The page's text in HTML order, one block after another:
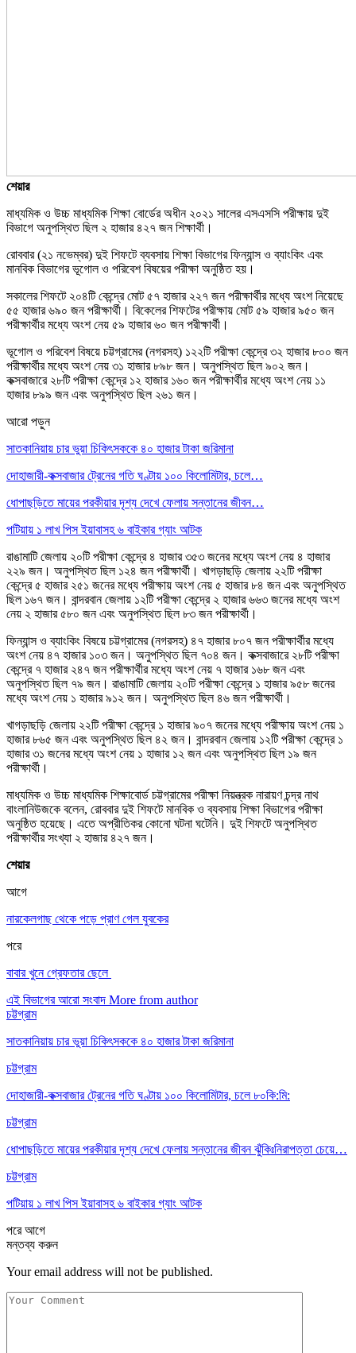
শেয়ার
মাধ্যমিক ও উচ্চ মাধ্যমিক শিক্ষা বোর্ডের অধীন ২০২১ সালের এসএসসি পরীক্ষায় দুই
বিভাগে অনুপস্থিত ছিল ২ হাজার ৪২৭ জন শিক্ষার্থী।
রোববার (২১ নভেম্বর) দুই শিফটে ব্যবসায় শিক্ষা বিভাগের ফিন্যান্স ও ব্যাংকিং এবং
মানবিক বিভাগের ভূগোল ও পরিবেশ বিষয়ের পরীক্ষা অনুষ্ঠিত হয়।
সকালের শিফটে ২০৪টি কেন্দ্রে মোট ৫৭ হাজার ২২৭ জন পরীক্ষার্থীর মধ্যে অংশ নিয়েছে
৫৫ হাজার ৬৯০ জন পরীক্ষার্থী। বিকেলের শিফটের পরীক্ষায় মোট ৫৯ হাজার ৯৫০ জন
পরীক্ষার্থীর মধ্যে অংশ নেয় ৫৯ হাজার ৬০ জন পরীক্ষার্থী।
ভূগোল ও পরিবেশ বিষয়ে চট্টগ্রামের (নগরসহ) ১২২টি পরীক্ষা কেন্দ্রে ৩২ হাজার ৮০০ জন
পরীক্ষার্থীর মধ্যে অংশ নেয় ৩১ হাজার ৮৯৮ জন। অনুপস্থিত ছিল ৯০২ জন।
কক্সবাজারে ২৮টি পরীক্ষা কেন্দ্রে ১২ হাজার ১৬০ জন পরীক্ষার্থীর মধ্যে অংশ নেয় ১১
হাজার ৮৯৯ জন এবং অনুপস্থিত ছিল ২৬১ জন।
আরো পড়ুন
সাতকানিয়ায় চার ভুয়া চিকিৎসককে ৪০ হাজার টাকা জরিমানা
দোহাজারী-কক্সবাজার ট্রেনের গতি ঘণ্টায় ১০০ কিলোমিটার, চলে…
ধোপাছড়িতে মায়ের পরকীয়ার দৃশ্য দেখে ফেলায় সন্তানের জীবন…
পটিয়ায় ১ লাখ পিস ইয়াবাসহ ৬ বাইকার গ্যাং আটক
রাঙামাটি জেলায় ২০টি পরীক্ষা কেন্দ্রে ৪ হাজার ৩৫৩ জনের মধ্যে অংশ নেয় ৪ হাজার
২২৯ জন। অনুপস্থিত ছিল ১২৪ জন পরীক্ষার্থী। খাগড়াছড়ি জেলায় ২২টি পরীক্ষা
কেন্দ্রে ৫ হাজার ২৫১ জনের মধ্যে পরীক্ষায় অংশ নেয় ৫ হাজার ৮৪ জন এবং অনুপস্থিত
ছিল ১৬৭ জন। বান্দরবান জেলায় ১২টি পরীক্ষা কেন্দ্রে ২ হাজার ৬৬৩ জনের মধ্যে অংশ
নেয় ২ হাজার ৫৮০ জন এবং অনুপস্থিত ছিল ৮৩ জন পরীক্ষার্থী।
ফিন্যান্স ও ব্যাংকিং বিষয়ে চট্টগ্রামের (নগরসহ) ৪৭ হাজার ৮০৭ জন পরীক্ষার্থীর মধ্যে
অংশ নেয় ৪৭ হাজার ১০৩ জন। অনুপস্থিত ছিল ৭০৪ জন। কক্সবাজারে ২৮টি পরীক্ষা
কেন্দ্রে ৭ হাজার ২৪৭ জন পরীক্ষার্থীর মধ্যে অংশ নেয় ৭ হাজার ১৬৮ জন এবং
অনুপস্থিত ছিল ৭৯ জন। রাঙামাটি জেলায় ২০টি পরীক্ষা কেন্দ্রে ১ হাজার ৯৫৮ জনের
মধ্যে অংশ নেয় ১ হাজার ৯১২ জন। অনুপস্থিত ছিল ৪৬ জন পরীক্ষার্থী।
খাগড়াছড়ি জেলায় ২২টি পরীক্ষা কেন্দ্রে ১ হাজার ৯০৭ জনের মধ্যে পরীক্ষায় অংশ নেয় ১
হাজার ৮৬৫ জন এবং অনুপস্থিত ছিল ৪২ জন। বান্দরবান জেলায় ১২টি পরীক্ষা কেন্দ্রে ১
হাজার ৩১ জনের মধ্যে অংশ নেয় ১ হাজার ১২ জন এবং অনুপস্থিত ছিল ১৯ জন
পরীক্ষার্থী।
মাধ্যমিক ও উচ্চ মাধ্যমিক শিক্ষাবোর্ড চট্টগ্রামের পরীক্ষা নিয়ন্ত্রক নারায়ণ চন্দ্র নাথ
বাংলানিউজকে বলেন, রোববার দুই শিফটে মানবিক ও ব্যবসায় শিক্ষা বিভাগের পরীক্ষা
অনুষ্ঠিত হয়েছে। এতে অপ্রীতিকর কোনো ঘটনা ঘটেনি। দুই শিফটে অনুপস্থিত
পরীক্ষার্থীর সংখ্যা ২ হাজার ৪২৭ জন।
শেয়ার
আগে
নারকেলগাছ থেকে পড়ে প্রাণ গেল যুবকের
পরে
বাবার খুনে গ্রেফতার ছেলে
এই বিভাগের আরো সংবাদ More from author
চট্টগ্রাম
সাতকানিয়ায় চার ভুয়া চিকিৎসককে ৪০ হাজার টাকা জরিমানা
চট্টগ্রাম
দোহাজারী-কক্সবাজার ট্রেনের গতি ঘণ্টায় ১০০ কিলোমিটার, চলে ৮০কি:মি:
চট্টগ্রাম
ধোপাছড়িতে মায়ের পরকীয়ার দৃশ্য দেখে ফেলায় সন্তানের জীবন ঝুঁকিঃনিরাপত্তা চেয়ে…
চট্টগ্রাম
পটিয়ায় ১ লাখ পিস ইয়াবাসহ ৬ বাইকার গ্যাং আটক
পরেআগে
মন্তব্য করুন
Your email address will not be published.